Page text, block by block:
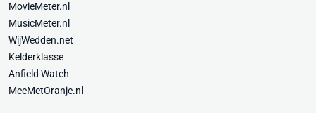
MovieMeter.nl
MusicMeter.nl
WijWedden.net
Kelderklasse
Anfield Watch
MeeMetOranje.nl